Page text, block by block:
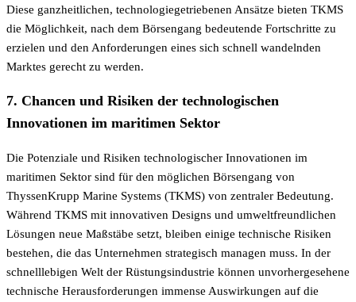
Diese ganzheitlichen, technologiegetriebenen Ansätze bieten TKMS
die Möglichkeit, nach dem Börsengang bedeutende Fortschritte zu
erzielen und den Anforderungen eines sich schnell wandelnden
Marktes gerecht zu werden.
7. Chancen und Risiken der technologischen
Innovationen im maritimen Sektor
Die Potenziale und Risiken technologischer Innovationen im
maritimen Sektor sind für den möglichen Börsengang von
ThyssenKrupp Marine Systems (TKMS) von zentraler Bedeutung.
Während TKMS mit innovativen Designs und umweltfreundlichen
Lösungen neue Maßstäbe setzt, bleiben einige technische Risiken
bestehen, die das Unternehmen strategisch managen muss. In der
schnelllebigen Welt der Rüstungsindustrie können unvorhergesehene
technische Herausforderungen immense Auswirkungen auf die